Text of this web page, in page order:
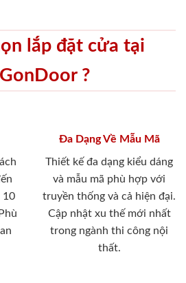
lắp đặt cửa tại
?
10
Đa Dạng Về Mẫu Mã
Thiết kế đa dạng kiểu dáng
và mẫu mã phù hợp với
truyền thống và cả hiện đại.
Cập nhật xu thế mới nhất
trong ngành thi công nội
thất.